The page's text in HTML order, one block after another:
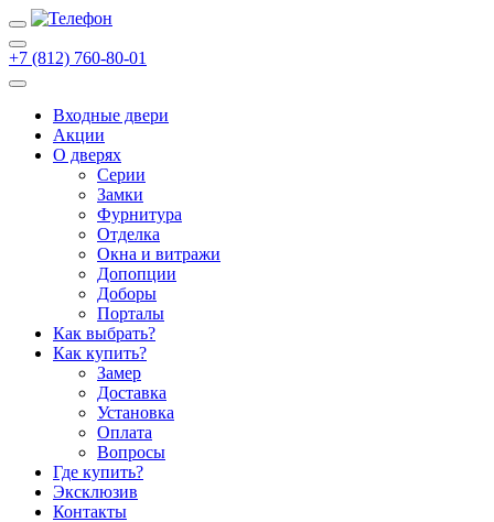
+7 (812) 760-80-01
Входные двери
Акции
О дверях
Cерии
Замки
Фурнитура
Отделка
Окна и витражи
Допопции
Доборы
Порталы
Как выбрать?
Как купить?
Замер
Доставка
Установка
Оплата
Вопросы
Где купить?
Эксклюзив
Контакты